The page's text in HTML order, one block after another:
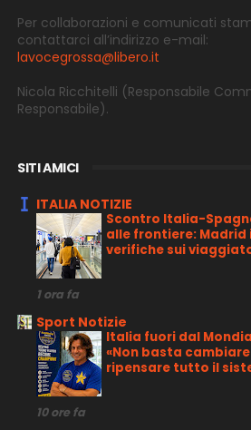
Per collaborazioni e comunicati
contattarci all’indirizzo e-mail:
lavocegrossa@libero.it
Nicola Ricchitelli (Responsabile
Responsabile).
SITI AMICI
ITALIA NOTIZIE
Scontro Italia-
alle frontiere:
verifiche sui
1 ora fa
Sport Notizie
Italia fuori dal
«Non basta
ripensare tutto il
10 ore fa